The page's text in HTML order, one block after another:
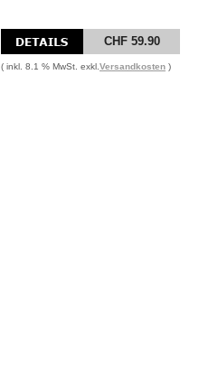
CHF 59.90
( inkl. 8.1 % MwSt. exkl. Versandkosten )